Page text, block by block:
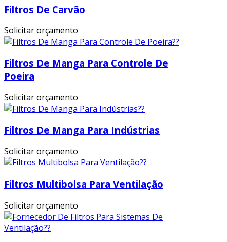
Filtros De Carvão
Solicitar orçamento
Filtros De Manga Para Controle De
Poeira
Solicitar orçamento
Filtros De Manga Para Indústrias
Solicitar orçamento
Filtros Multibolsa Para Ventilação
Solicitar orçamento